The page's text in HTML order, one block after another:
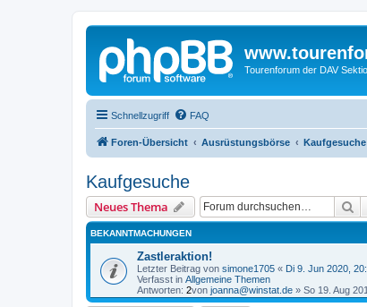
Tourenforum der DAV
Schnellzugriff FAQ
Foren-Übersicht Ausrüstungsbörse Kaufgesuche
Kaufgesuche
Neues Thema
BEKANNTMACHUNGEN
Zastleraktion!
Letzter Beitrag von simone1705 « Di 9. Jun 2020,
Verfasst in Allgemeine Themen
Antworten: 2von joanna@winstat.de » So 19. Aug